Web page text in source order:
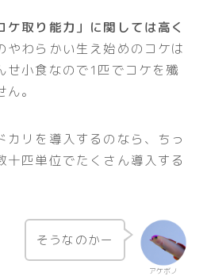
ケ取り能力」に関しては高く
やわらかい生え始めのコケは
せ小食なので1匹でコケを殲
。
カリを導入するのなら、ちっ
十匹単位でたくさん導入する
アケボノ
そうなのかー